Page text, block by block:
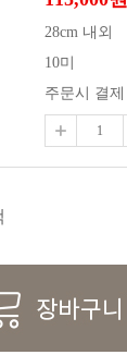
28cm 내외
10미
주문시 결제